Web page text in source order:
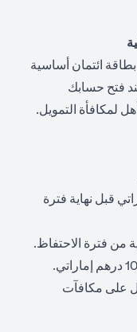
ائتمان أساسية
فتح حسابك
لمكافأة التمويل.
درهم إماراتي قبل نهاية فترة
من فترة الاحتفاظ.
على مكافآت